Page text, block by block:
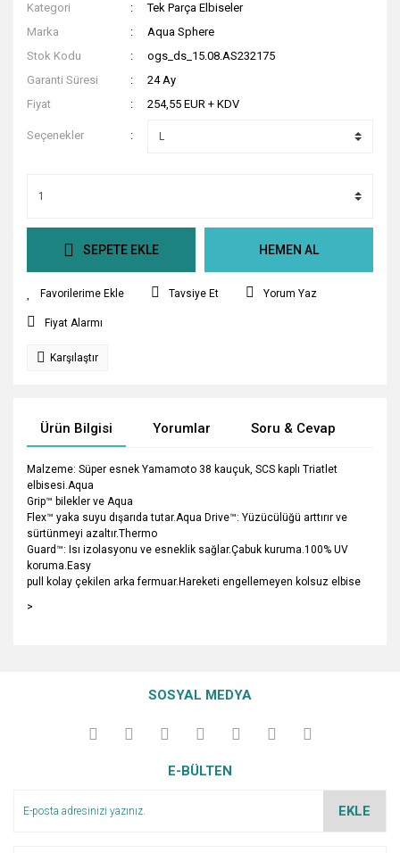
Kategori
Tek Parça Elbiseler
Marka
Aqua Sphere
Stok Kodu
ogs_ds_15.08.AS232175
Garanti Süresi
24 Ay
Fiyat
254,55 EUR + KDV
Seçenekler
SEPETE EKLE HEMEN AL
Tavsiye Et Yorum Yaz
Fiyat Alarmı
Karşılaştır
Ürün Bilgisi Yorumlar Soru & Cevap
Malzeme: Süper esnek Yamamoto 38 kauçuk, SCS kaplı Triatlet
elbisesi.Aqua
Grip™ bilekler ve Aqua
Flex™ yaka suyu dışarıda tutar.Aqua Drive™: Yüzücülüğü arttırır ve
sürtünmeyi azaltır.Thermo
Guard™: Isı izolasyonu ve esneklik sağlar.Çabuk kuruma.100% UV
koruma.Easy
pull kolay çekilen arka fermuar.Hareketi engellemeyen kolsuz elbise
>
Yorum Yaz
kullanarak tarafımıza iletebilirsiniz.
Görüş ve önerileriniz için teşekkür ederiz.
Ürün açıklamasında eksik bilgiler bulunuyor.
SOSYAL MEDYA
E-BÜLTEN
EKLE